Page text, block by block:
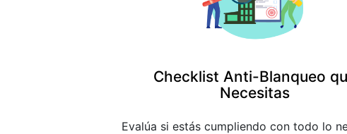
Checklist Anti-Blanqueo
Necesitas
Evalúa si estás cumpliendo con todo lo